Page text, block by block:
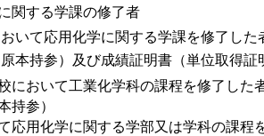
関する学課の修了者
いて応用化学に関する学課を修了した
本持参）及び成績証明書（単位取得証
おいて工業化学科の課程を修了した
持参）
用化学に関する学部又は学科の課程